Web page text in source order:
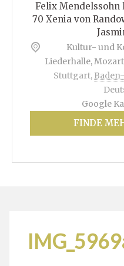
Felix Mendelssohn
70 Xenia von
Jasmin
Kultur- und
Liederhalle,
Stuttgart,
Google
FINDE